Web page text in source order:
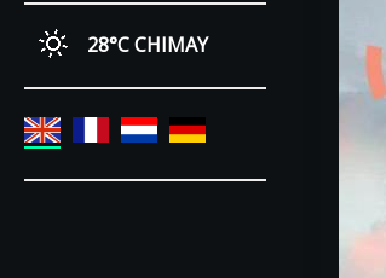
28°CCHIMAY